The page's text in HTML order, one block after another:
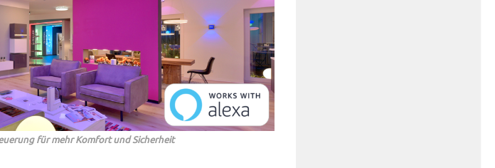
für mehr Komfort und Sicherheit